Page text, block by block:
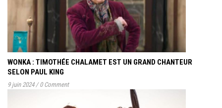
WONKA : TIMOTHÉE CHALAMET EST UN GRAND CHANTEUR
SELON PAUL KING
9 juin 2024 / 0 Comment